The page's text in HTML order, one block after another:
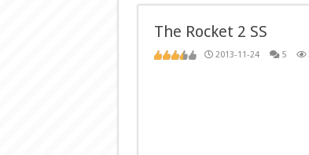
The Rocket 2 SS
2013-11-24 5